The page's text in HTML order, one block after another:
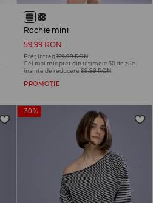
Rochie mini
59,99 RON
Preț întreg159,99 RON
Cel mai mic preț din ultimele 30 de zile
înainte de reducere 69,99 RON
PROMOȚIE
-30%